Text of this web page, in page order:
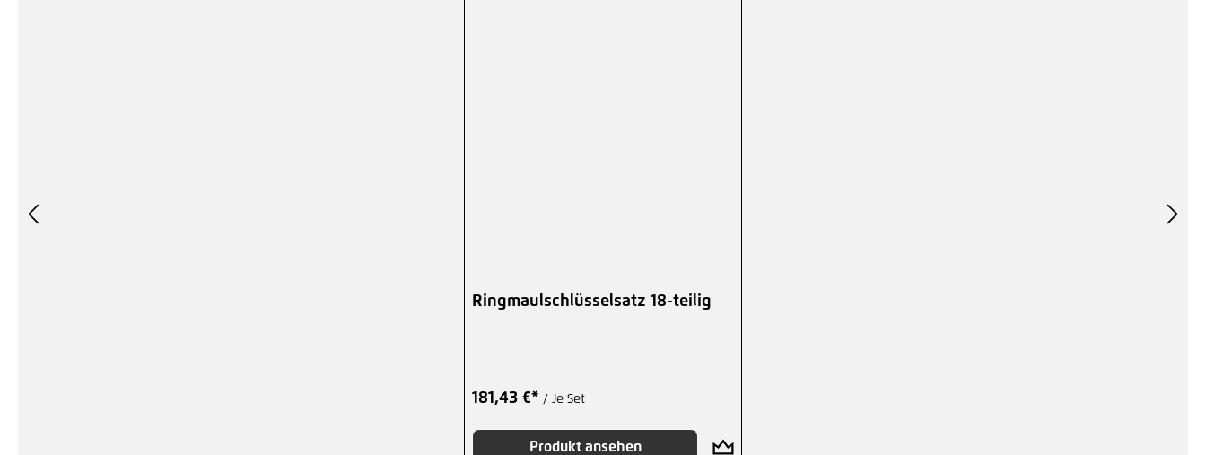
Ringmaulschlüsselsatz 18-teilig
181,43 €* / Je Set
Produkt ansehen